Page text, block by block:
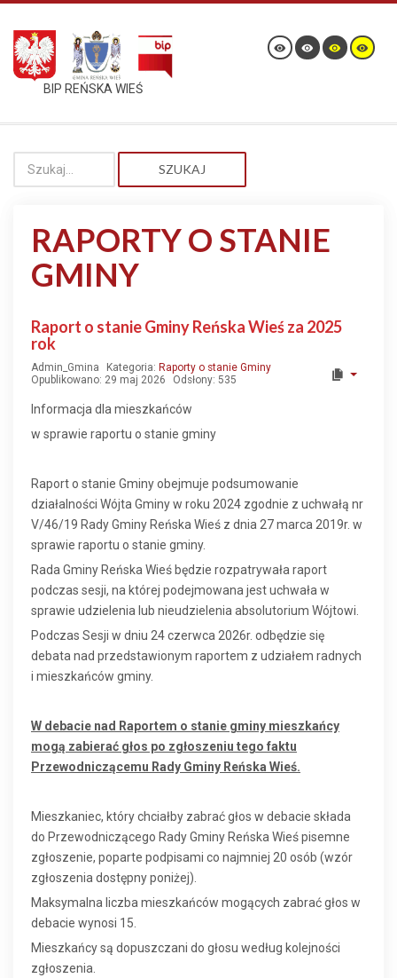
BIP REŃSKA WIEŚ
SZUKAJ
RAPORTY O STANIE
GMINY
Raport o stanie Gminy Reńska Wieś za 2025
rok
Admin_Gmina Kategoria: Raporty o stanie Gminy
Opublikowano: 29 maj 2026
Odsłony: 535
Informacja dla mieszkańców
w sprawie raportu o stanie gminy
Raport o stanie Gminy obejmuje podsumowanie
działalności Wójta Gminy w roku 2024 zgodnie z uchwałą nr
V/46/19 Rady Gminy Reńska Wieś z dnia 27 marca 2019r. w
sprawie raportu o stanie gminy.
Rada Gminy Reńska Wieś będzie rozpatrywała raport
podczas sesji, na której podejmowana jest uchwała w
sprawie udzielenia lub nieudzielenia absolutorium Wójtowi.
Podczas Sesji w dniu 24 czerwca 2026r. odbędzie się
debata nad przedstawionym raportem z udziałem radnych
i mieszkańców gminy.
W debacie nad Raportem o stanie gminy mieszkańcy
mogą zabierać głos po zgłoszeniu tego faktu
Przewodniczącemu Rady Gminy Reńska Wieś.
Mieszkaniec, który chciałby zabrać głos w debacie składa
do Przewodniczącego Rady Gminy Reńska Wieś pisemne
zgłoszenie, poparte podpisami co najmniej 20 osób (wzór
zgłoszenia dostępny poniżej).
Maksymalna liczba mieszkańców mogących zabrać głos w
debacie wynosi 15.
Mieszkańcy są dopuszczani do głosu według kolejności
zgłoszenia.